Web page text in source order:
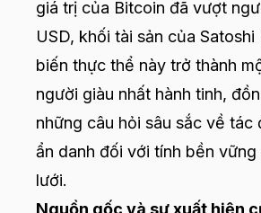
giá trị của Bitcoin đã vượt
USD, khối tài sản của
biến thực thể này trở thành
người giàu nhất hành tinh,
những câu hỏi sâu sắc về tác
ẩn danh đối với tính bền vững
lưới.
Nguồn gốc và sự xuất hiện